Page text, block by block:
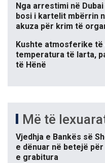
Nga arrestimi në
bosi i kartelit mbërrin
akuza për krim të
Kushte atmosferike të
temperatura të larta,
të Hënë
Më të
Vjedhja e Bankës së
e dënuar në betejë
e grabitura